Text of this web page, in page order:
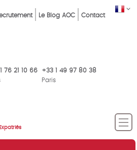
FR
Le Blog AOC Contact
76 21 10 66
+33 1 49 97 80 38
Paris